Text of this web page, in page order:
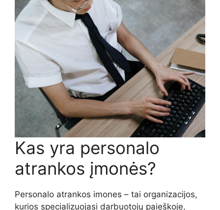
Kas yra personalo
atrankos įmonės?
Personalo atrankos imones – tai organizacijos,
kurios specializuojasi darbuotojų paieškoje,